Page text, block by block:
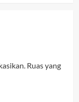
Ruas yang